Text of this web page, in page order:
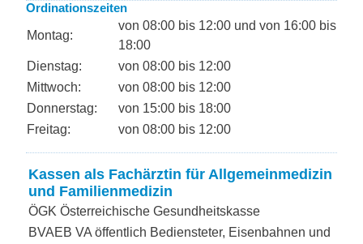
Ordinationszeiten
Montag:
von 08:00 bis 12:00 und von 16:00 bis
18:00
Dienstag:
von 08:00 bis 12:00
Mittwoch:
von 08:00 bis 12:00
Donnerstag:
von 15:00 bis 18:00
Freitag:
von 08:00 bis 12:00
Kassen als Fachärztin für Allgemeinmedizin
und Familienmedizin
ÖGK Österreichische Gesundheitskasse
BVAEB VA öffentlich Bediensteter, Eisenbahnen und